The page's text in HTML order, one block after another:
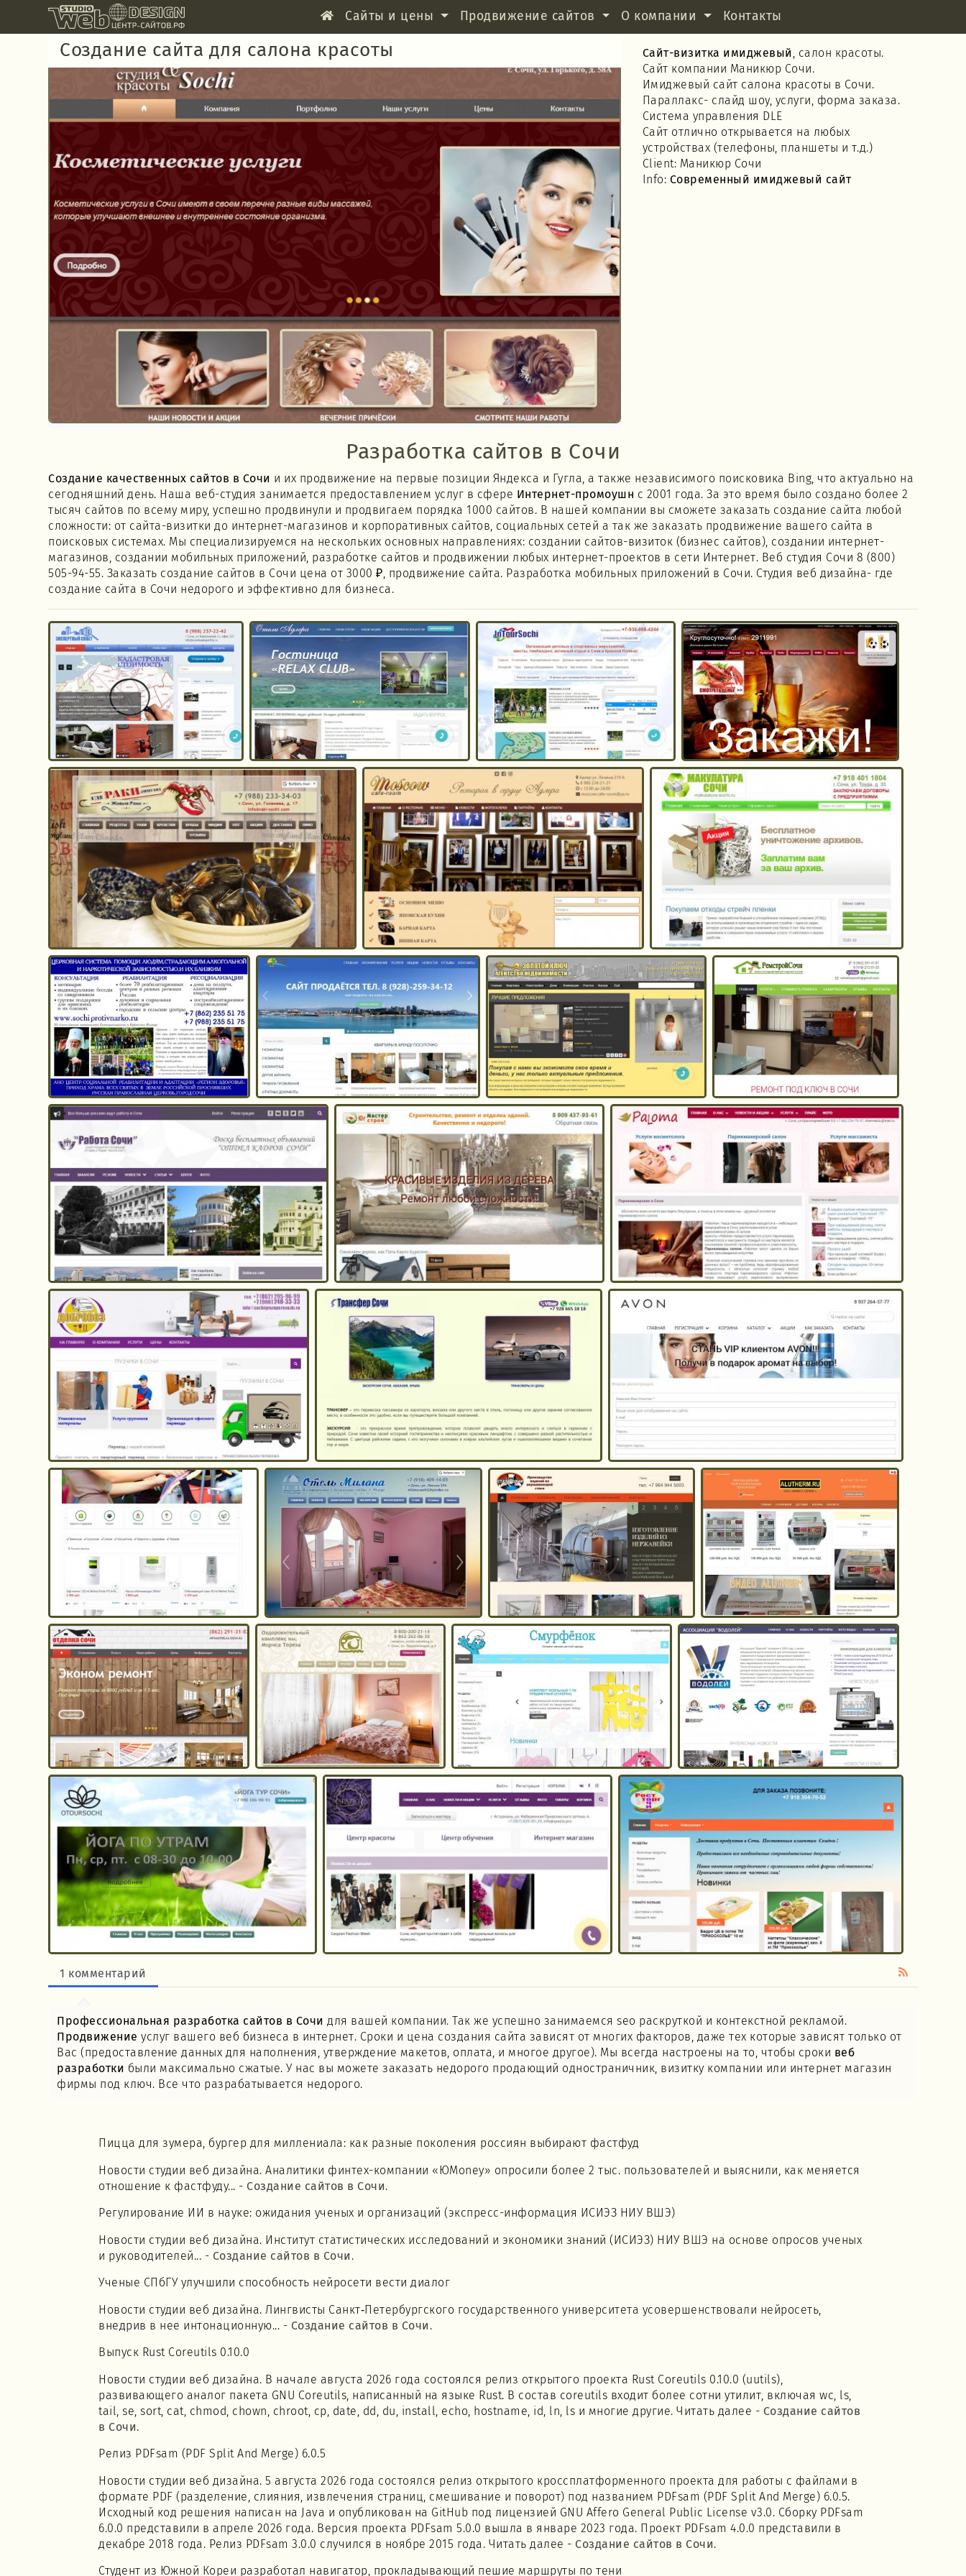
Сайты и цены Продвижение сайтов О компании Контакты
Создание сайта для салона красоты Сайт-визитка имиджевый
, салон красоты.
Сайт компании Маникюр Сочи.
Имиджевый сайт салона красоты в Сочи.
Параллакс- слайд шоу, услуги, форма заказа.
Система управления DLE
Сайт отлично открывается на любых
устройствах (телефоны, планшеты и т.д.)
Client: Маникюр Сочи
Info: Современный имиджевый сайт
Разработка сайтов в Сочи
Создание качественных сайтов в Сочи и их продвижение на первые позиции Яндекса и Гугла, а также независимого поисковика Bing, что актуально на
сегодняшний день. Наша веб-студия занимается предоставлением услуг в сфере Интернет-промоушн с 2001 года. За это время было создано более 2
тысяч сайтов по всему миру, успешно продвинули и продвигаем порядка 1000 сайтов. В нашей компании вы сможете заказать создание сайта любой
сложности: от сайта-визитки до интернет-магазинов и корпоративных сайтов, социальных сетей а так же заказать продвижение вашего сайта в
поисковых системах. Мы специализируемся на нескольких основных направлениях: создании сайтов-визиток (бизнес сайтов), создании интернет-
магазинов, создании мобильных приложений, разработке сайтов и продвижении любых интернет-проектов в сети Интернет. Веб студия Сочи 8 (800)
505-94-55. Заказать создание сайтов в Сочи цена от 3000 ₽, продвижение сайта. Разработка мобильных приложений в Сочи. Студия веб дизайна- где
создание сайта в Сочи недорого и эффективно для бизнеса.
1 комментарий
Профессиональная разработка сайтов в Сочи для вашей компании. Так же успешно занимаемся seo раскруткой и контекстной рекламой.
Продвижение услуг вашего веб бизнеса в интернет. Сроки и цена создания сайта зависят от многих факторов, даже тех которые зависят только от
Вас (предоставление данных для наполнения, утверждение макетов, оплата, и многое другое). Мы всегда настроены на то, чтобы сроки веб
разработки были максимально сжатые. У нас вы можете заказать недорого продающий одностраничник, визитку компании или интернет магазин
фирмы под ключ. Все что разрабатывается недорого.
Пицца для зумера, бургер для миллениала: как разные поколения россиян выбирают фастфуд
Новости студии веб дизайна. Аналитики финтех-компании «ЮMoney» опросили более 2 тыс. пользователей и выяснили, как меняется
отношение к фастфуду... - Создание сайтов в Сочи.
Регулирование ИИ в науке: ожидания ученых и организаций (экспресс-информация ИСИЭЗ НИУ ВШЭ)
Новости студии веб дизайна. Институт статистических исследований и экономики знаний (ИСИЭЗ) НИУ ВШЭ на основе опросов ученых
и руководителей... - Создание сайтов в Сочи .
Ученые СПбГУ улучшили способность нейросети вести диалог
Новости студии веб дизайна. Лингвисты Санкт‑Петербургского государственного университета усовершенствовали нейросеть,
внедрив в нее интонационную... - Создание сайтов в Сочи .
Выпуск Rust Coreutils 0.10.0
Новости студии веб дизайна. В начале августа 2026 года состоялся релиз открытого проекта Rust Coreutils 0.10.0 (uutils),
развивающего аналог пакета GNU Coreutils, написанный на языке Rust. В состав coreutils входит более сотни утилит, включая wc, ls,
tail, se, sort, cat, chmod, chown, chroot, cp, date, dd, du, install, echo, hostname, id, ln, ls и многие другие. Читать далее - Создание сайтов
в Сочи.
Релиз PDFsam (PDF Split And Merge) 6.0.5
Новости студии веб дизайна. 5 августа 2026 года состоялся релиз открытого кроссплатформенного проекта для работы с файлами в
формате PDF (разделение, слияния, извлечения страниц, смешивание и поворот) под названием PDFsam (PDF Split And Merge) 6.0.5.
Исходный код решения написан на Java и опубликован на GitHub под лицензией GNU Affero General Public License v3.0. Сборку PDFsam
6.0.0 представили в апреле 2026 года. Версия проекта PDFsam 5.0.0 вышла в январе 2023 года. Проект PDFsam 4.0.0 представили в
декабре 2018 года. Релиз PDFsam 3.0.0 случился в ноябре 2015 года. Читать далее - Создание сайтов в Сочи.
Студент из Южной Кореи разработал навигатор, прокладывающий пешие маршруты по тени